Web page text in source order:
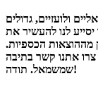
ולועזיים, גדולים
לנו להעשיר את
מההוצאות הכספיות.
צרו אתנו קשר בתיבה
שמשמאל. תודה!